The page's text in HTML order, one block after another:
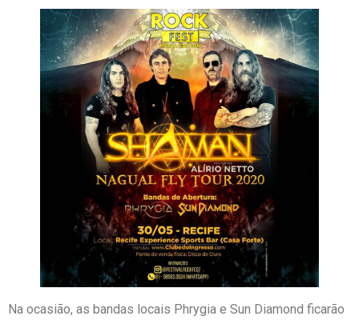
Na ocasião, as bandas locais Phrygia e Sun Diamond ficarão